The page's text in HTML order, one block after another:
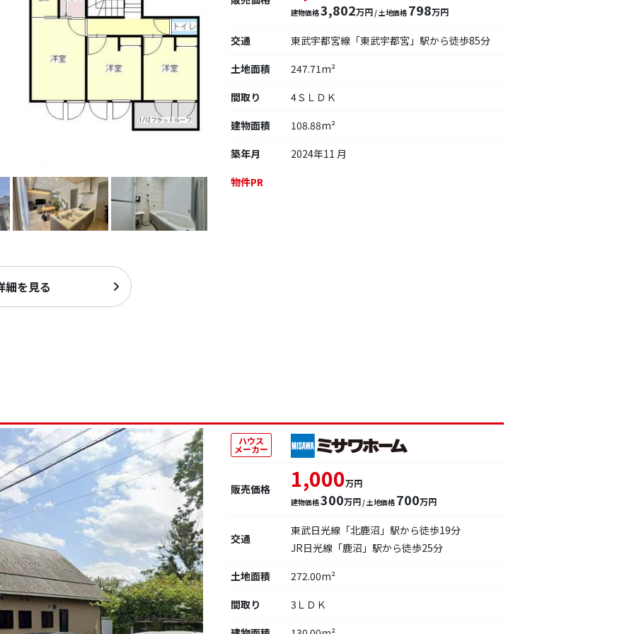
細を見る
建物価格3,802万円 / 土地価格 798万円
交通
東武宇都宮線「東武宇都宮」駅から徒歩85分
土地面積
247.71m²
間取り
4ＳＬＤＫ
建物面積
108.88m²
築年月
2024年11 月
物件PR
ハウス
メーカー
販売価格 1,000万円
建物価格300万円 / 土地価格 700万円
交通
東武日光線「北鹿沼」駅から徒歩19分
JR日光線「鹿沼」駅から徒歩25分
土地面積
272.00m²
間取り
3ＬＤＫ